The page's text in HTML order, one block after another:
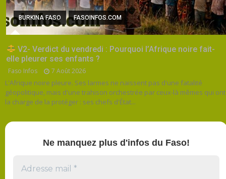
BURKINA FASO FASOINFOS.COM
V2- Verdict du vendredi : Pourquoi l’Afrique noire fait-
elle pleurer ses enfants ?
Faso Infos 7 Août 2026
L'Afrique noire pleure. Ses larmes ne naissent pas d'une fatalité
géopolitique, mais d'une trahison orchestrée par ceux-là mêmes qui ont
la charge de la protéger : ses chefs d'État...
Ne manquez plus d'infos du Faso!